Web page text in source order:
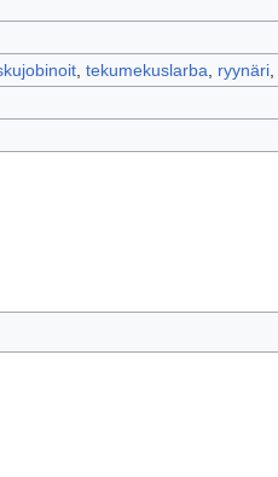
, tekumekuslarba ryynäri,